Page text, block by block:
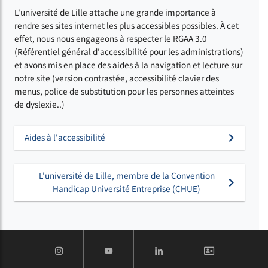
L'université de Lille attache une grande importance à
rendre ses sites internet les plus accessibles possibles. À cet
effet, nous nous engageons à respecter le RGAA 3.0
(Référentiel général d'accessibilité pour les administrations)
et avons mis en place des aides à la navigation et lecture sur
notre site (version contrastée, accessibilité clavier des
menus, police de substitution pour les personnes atteintes
de dyslexie..)
Aides à l'accessibilité
L'université de Lille, membre de la Convention
Handicap Université Entreprise (CHUE)